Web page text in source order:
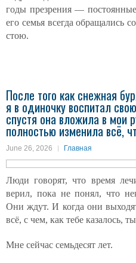
годы презрения —
его семья всегда обращались
стою.
После того как снежная
я в одиночку воспитал
спустя она вложила в мои
полностью изменила всё,
June 26, 2026 Главная
Люди говорят, что время
верил, пока не понял, что
Они ждут. И когда они
всё, с чем, как тебе казалось,
Мне сейчас семьдесят лет.